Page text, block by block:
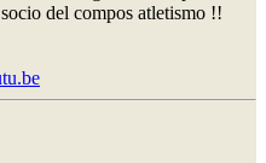
del compos atletismo !!